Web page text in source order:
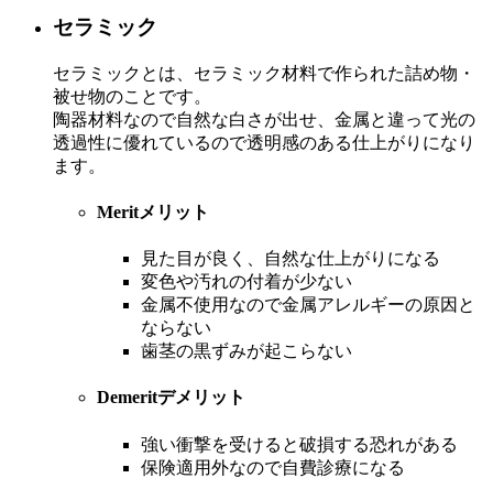
セラミック
セラミックとは、セラミック材料で作られた詰め物・
被せ物のことです。
陶器材料なので自然な白さが出せ、金属と違って光の
透過性に優れているので透明感のある仕上がりになり
ます。
Meritメリット
見た目が良く、自然な仕上がりになる
変色や汚れの付着が少ない
金属不使用なので金属アレルギーの原因と
ならない
歯茎の黒ずみが起こらない
Demeritデメリット
強い衝撃を受けると破損する恐れがある
保険適用外なので自費診療になる